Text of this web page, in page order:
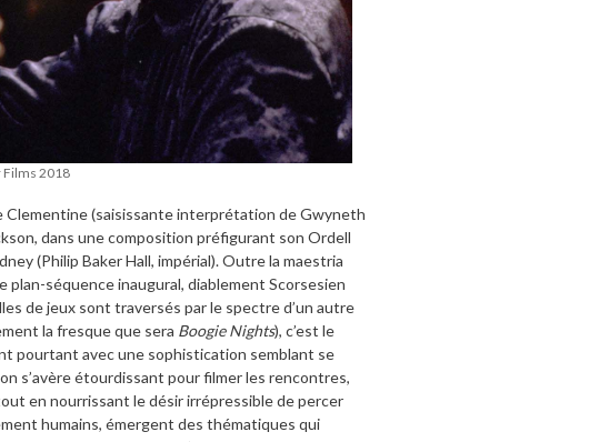
Films 2018
Clementine (saisissante interprétation de Gwyneth
dans une composition préfigurant son Ordell
(Philip Baker Hall, impérial). Outre la maestria
séquence inaugural, diablement Scorsesien
de jeux sont traversés par le spectre d’un autre
la fresque que sera Boogie Nights), c’est le
pourtant avec une sophistication semblant se
s’avère étourdissant pour filmer les rencontres,
en nourrissant le désir irrépressible de percer
humains, émergent des thématiques qui